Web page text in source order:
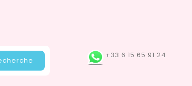
+33 6 15 65 91 24